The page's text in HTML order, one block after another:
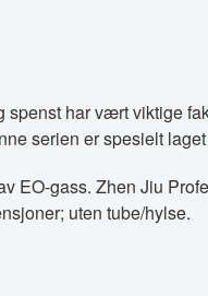
har vært viktige
serien er spesielt
EO-gass. Zhen Jiu
uten tube/hylse.